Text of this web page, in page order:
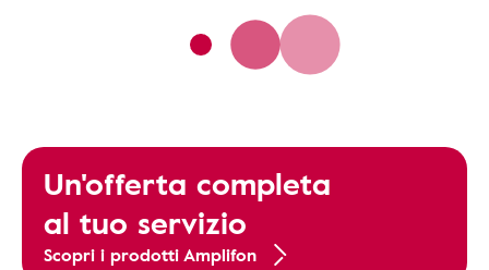
Un'offerta completa
al tuo servizio
Scopri i prodotti Amplifon